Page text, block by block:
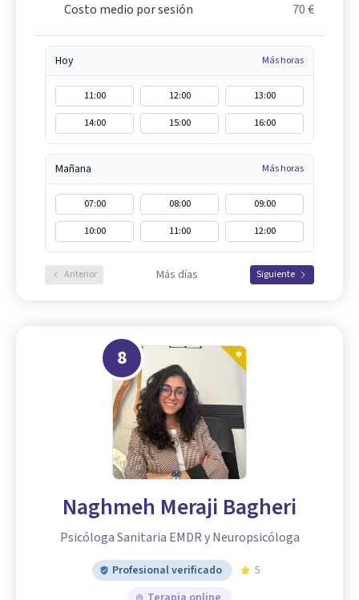
Costo medio por sesión
70 €
Hoy Más horas
11:00 12:00
13:00
14:00
15:00 16:00
Mañana Más horas
07:00 08:00
09:00
10:00
11:00 12:00
Anterior Más días Siguiente
8
Naghmeh Meraji Bagheri
Psicóloga Sanitaria EMDR y Neuropsicóloga
Profesional verificado
5